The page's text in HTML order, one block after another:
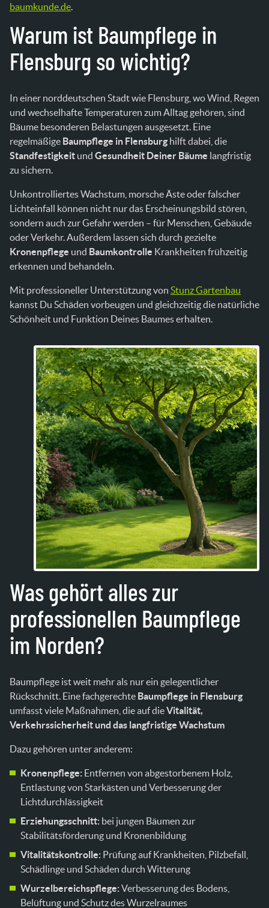
baumkunde.de
Warum ist Baumpflege in
Flensburg so wichtig?
In einer norddeutschen Stadt wie Flensburg, wo Wind, Regen
und wechselhafte Temperaturen zum Alltag gehören, sind
Bäume besonderen Belastungen ausgesetzt. Eine
regelmäßige Baumpflege in Flensburg hilft dabei, die
Standfestigkeit und Gesundheit Deiner Bäume langfristig
zu sichern.
Unkontrolliertes Wachstum, morsche Äste oder falscher
Lichteinfall können nicht nur das Erscheinungsbild stören,
sondern auch zur Gefahr werden – für Menschen, Gebäude
oder Verkehr. Außerdem lassen sich durch gezielte
Kronenpflege und Baumkontrolle Krankheiten frühzeitig
erkennen und behandeln.
Mit professioneller Unterstützung von Stunz Gartenbau
kannst Du Schäden vorbeugen und gleichzeitig die natürliche
Schönheit und Funktion Deines Baumes erhalten.
Was gehört alles zur
professionellen Baumpflege
im Norden?
Baumpflege ist weit mehr als nur ein gelegentlicher
Rückschnitt. Eine fachgerechte Baumpflege in Flensburg
umfasst viele Maßnahmen, die auf dieVitalität,
Verkehrssicherheit und das langfristige Wachstum
Dazu gehören unter anderem:
Kronenpflege: Entfernen von abgestorbenem Holz,
Entlastung von Starkästen und Verbesserung der
Lichtdurchlässigkeit
Erziehungsschnitt: bei jungen Bäumen zur
Stabilitätsförderung und Kronenbildung
Vitalitätskontrolle: Prüfung auf Krankheiten, Pilzbefall,
Schädlinge und Schäden durch Witterung
Wurzelbereichspflege:Verbesserung des Bodens,
Belüftung und Schutz des Wurzelraumes